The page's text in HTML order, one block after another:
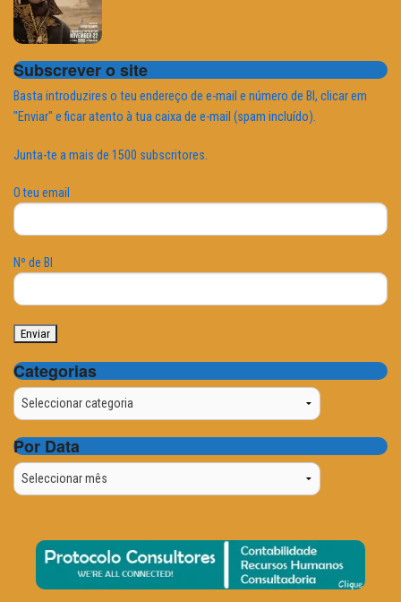
Subscrever o site
Basta introduzires o teu endereço de e-mail e número de BI, clicar em
"Enviar" e ficar atento à tua caixa de e-mail (spam incluído).
Junta-te a mais de 1500 subscritores.
O teu email
Nº de BI
Categorias
Categorias
Por Data
Por
Data